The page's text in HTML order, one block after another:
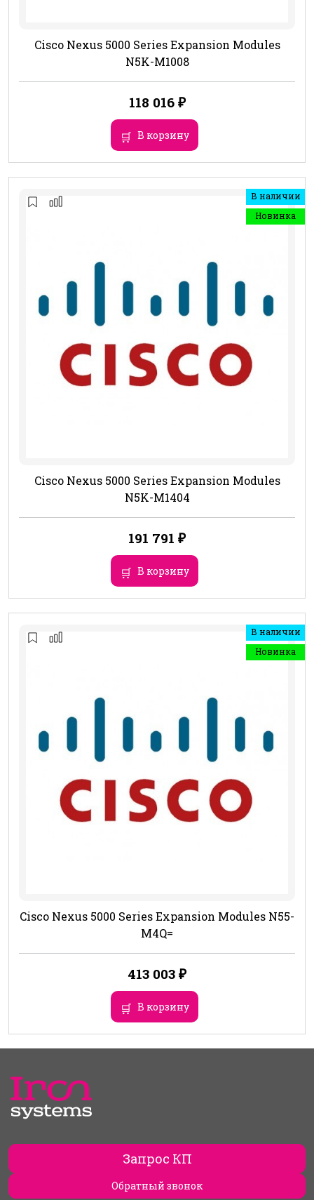
Cisco Nexus 5000 Series Expansion Modules
N5K-M1008
118 016 ₽
В корзину
В наличии
Новинка
Cisco Nexus 5000 Series Expansion Modules
N5K-M1404
191 791 ₽
В корзину
В наличии
Новинка
Cisco Nexus 5000 Series Expansion Modules N55-
M4Q=
413 003 ₽
В корзину
Запрос КП
Обратный звонок